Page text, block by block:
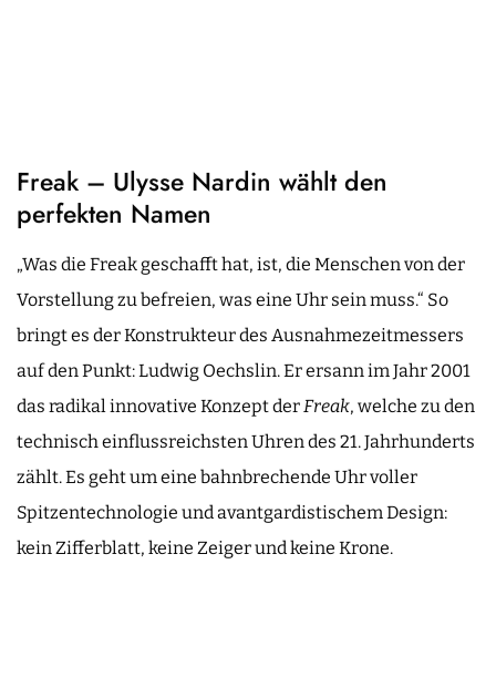
Freak – Ulysse Nardin wählt den
perfekten Namen
„Was die Freak geschafft hat, ist, die Menschen von der
Vorstellung zu befreien, was eine Uhr sein muss.“ So
bringt es der Konstrukteur des Ausnahmezeitmessers
auf den Punkt: Ludwig Oechslin. Er ersann im Jahr 2001
das radikal innovative Konzept derFreak, welche zu den
technisch einflussreichsten Uhren des 21. Jahrhunderts
zählt. Es geht um eine bahnbrechende Uhr voller
Spitzentechnologie und avantgardistischem Design:
kein Zifferblatt, keine Zeiger und keine Krone.